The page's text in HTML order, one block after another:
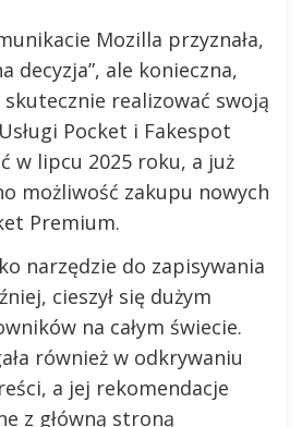
Mozilla przyznała,
decyzja”, ale konieczna,
realizować swoją
Pocket i Fakespot
w lipcu 2025 roku, a już
możliwość zakupu nowych
Premium.
narzędzie do zapisywania
cieszył się dużym
na całym świecie.
również w odkrywaniu
a jej rekomendacje
z główną stroną